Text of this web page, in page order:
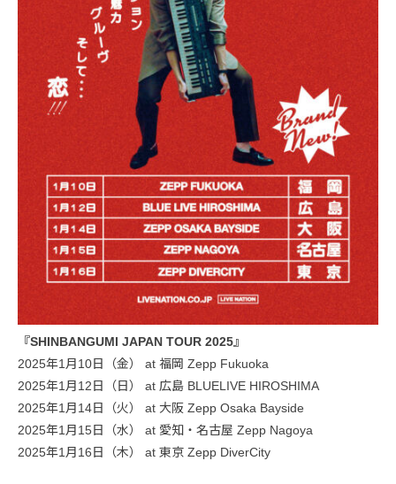
『SHINBANGUMI JAPAN TOUR 2025』
2025年1月10日（金） at 福岡 Zepp Fukuoka
2025年1月12日（日） at 広島 BLUELIVE HIROSHIMA
2025年1月14日（火） at 大阪 Zepp Osaka Bayside
2025年1月15日（水） at 愛知・名古屋 Zepp Nagoya
2025年1月16日（木） at 東京 Zepp DiverCity